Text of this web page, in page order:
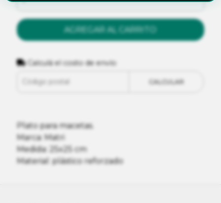
AGREGAR AL CARRITO
Calculá el costo de envío
CALCULAR
Plato para macetas.
Marca: Matri
Medida: 25x25 cm
Material: plástico reforzado